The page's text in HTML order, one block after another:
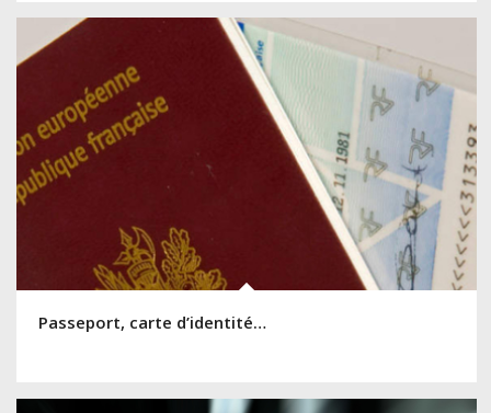
Passeport, carte d’identité…